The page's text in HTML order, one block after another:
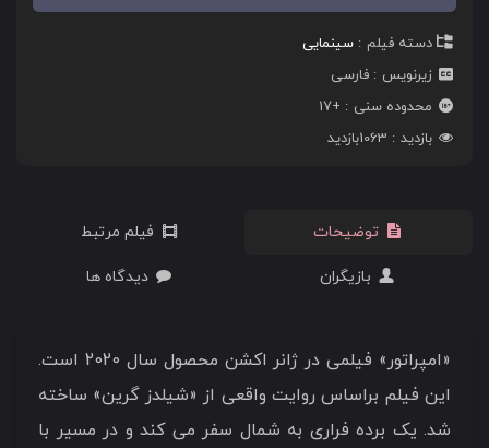
دسته فیلم
سینمایی
زیرنویس
فارسی
محدوده سنی
+17
بازدید
1063بازدید
توضیحات فیلم مرتبط
بازیگران دیدگاه ها
«امپراتور» فیلمی در ژانر اکشن محصول سال 2020 است.
این فیلم براساس روایت واقعی از «شیلدز گرین» ساخته
شد. یک برده فراری به شمال سفر می کند و در مسیر با